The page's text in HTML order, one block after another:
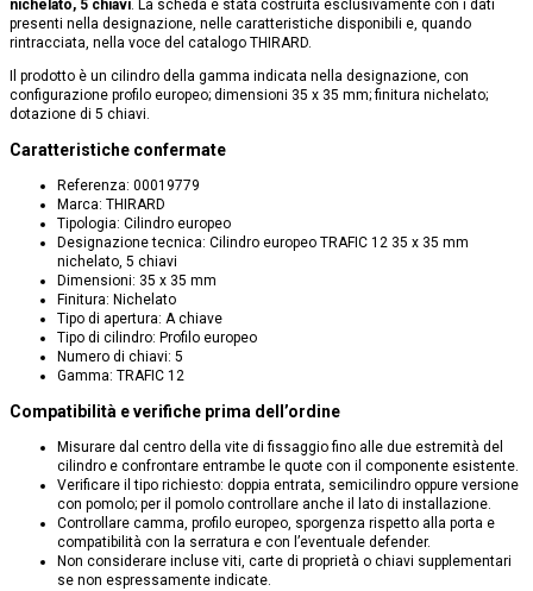
nichelato, 5 chiavi. La scheda è stata costruita esclusivamente con i dati
presenti nella designazione, nelle caratteristiche disponibili e, quando
rintracciata, nella voce del catalogo THIRARD.
Il prodotto è un cilindro della gamma indicata nella designazione, con
configurazione profilo europeo; dimensioni 35 x 35 mm; finitura nichelato;
dotazione di 5 chiavi.
Caratteristiche confermate
Referenza: 00019779
Marca: THIRARD
Tipologia: Cilindro europeo
Designazione tecnica: Cilindro europeo TRAFIC 12 35 x 35 mm
nichelato, 5 chiavi
Dimensioni: 35 x 35 mm
Finitura: Nichelato
Tipo di apertura: A chiave
Tipo di cilindro: Profilo europeo
Numero di chiavi: 5
Gamma: TRAFIC 12
Compatibilità e verifiche prima dell’ordine
Misurare dal centro della vite di fissaggio fino alle due estremità del
cilindro e confrontare entrambe le quote con il componente esistente.
Verificare il tipo richiesto: doppia entrata, semicilindro oppure versione
con pomolo; per il pomolo controllare anche il lato di installazione.
Controllare camma, profilo europeo, sporgenza rispetto alla porta e
compatibilità con la serratura e con l’eventuale defender.
Non considerare incluse viti, carte di proprietà o chiavi supplementari
se non espressamente indicate.